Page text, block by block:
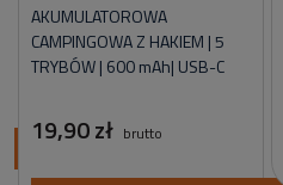
AKUMULATOROWA
CAMPINGOWA Z HAKIEM | 5
TRYBÓW | 600 mAh| USB-C
19,90 zł brutto